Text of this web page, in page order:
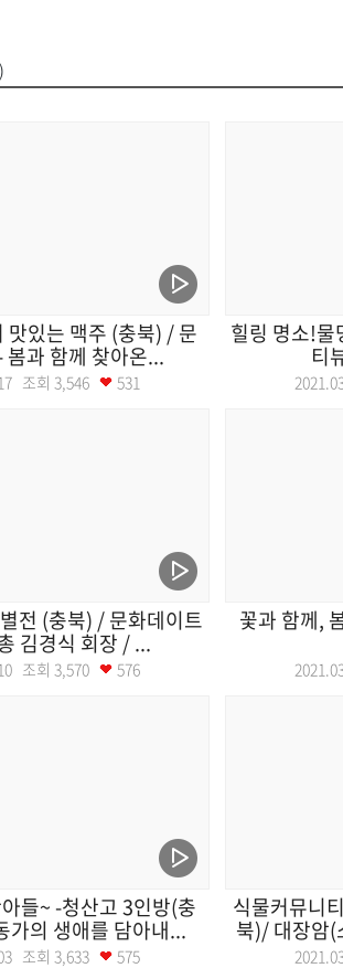
맛있는 맥주 (충북) / 문
봄과 함께 찾아온...
조회 3,546 531
힐링 명소!물
티
전 (충북) / 문화데이트
김경식 회장 / ...
조회 3,570 576
꽃과 함께,
들~ -청산고 3인방(충
가의 생애를 담아내...
조회 3,633 575
식물커뮤니
북)/ 대장암(